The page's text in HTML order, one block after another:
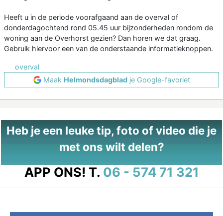
Heeft u in de periode voorafgaand aan de overval of
donderdagochtend rond 05.45 uur bijzonderheden rondom de
woning aan de Overhorst gezien? Dan horen we dat graag.
Gebruik hiervoor een van de onderstaande informatieknoppen.
overval
Maak Helmondsdagbladje Google-favoriet
Heb je een leuke tip, foto of video die je
met ons wilt delen?
APP ONS! T. 06 - 574 71 321